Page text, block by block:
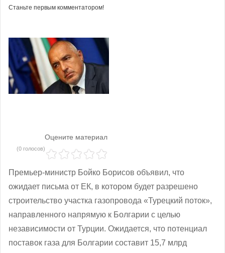
Станьте первым комментатором!
Оцените материал
(0 голосов)
Премьер-министр Бойко Борисов объявил, что
ожидает письма от ЕК, в котором будет разрешено
строительство участка газопровода «Турецкий поток»,
направленного напрямую к Болгарии с целью
независимости от Турции. Ожидается, что потенциал
поставок газа для Болгарии составит 15,7 млрд